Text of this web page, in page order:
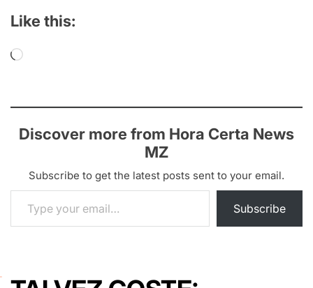
Like this:
Loading…
Discover more from Hora Certa News
MZ
Subscribe to get the latest posts sent to your email.
Type your email…
Subscribe